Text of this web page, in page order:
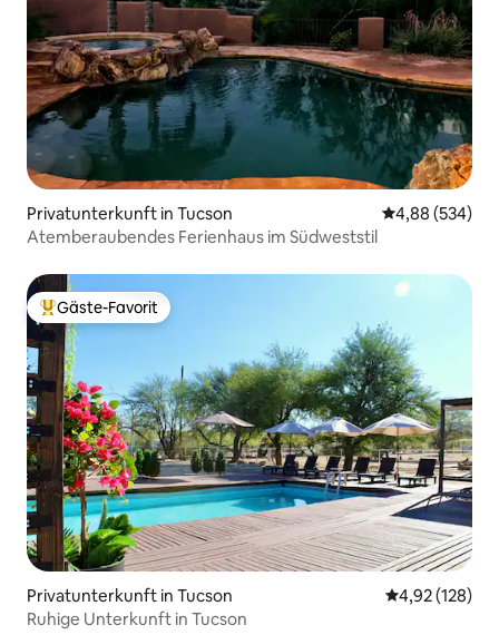
Privatunterkunft in Tucson
4,88 (534)
Atemberaubendes Ferienhaus im Südweststil
Beliebter Gäste-Favorit.
Gäste-Favorit
Privatunterkunft in Tucson
4,92 (128)
Ruhige Unterkunft in Tucson